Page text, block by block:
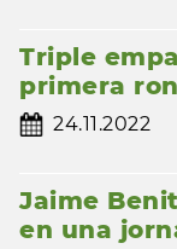
Triple
primera
24.11.2022
Jaime
en una